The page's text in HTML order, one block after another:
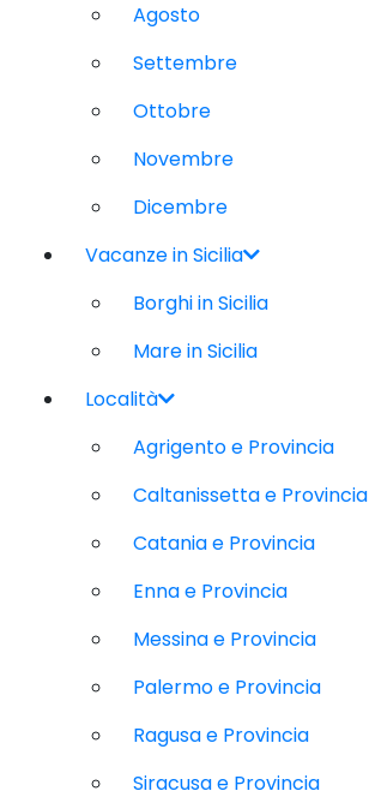
Agosto
Settembre
Ottobre
Novembre
Dicembre
Vacanze in Sicilia
Borghi in Sicilia
Mare in Sicilia
Località
Agrigento e Provincia
Caltanissetta e Provincia
Catania e Provincia
Enna e Provincia
Messina e Provincia
Palermo e Provincia
Ragusa e Provincia
Siracusa e Provincia